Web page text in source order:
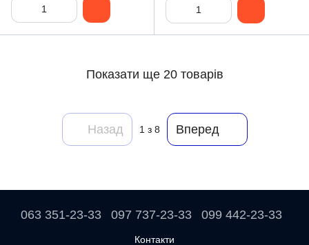
Показати ще 20 товарів
Назад 1 з 8 Вперед
063 351-23-33 097 737-23-33 099 442-23-33
Контакти